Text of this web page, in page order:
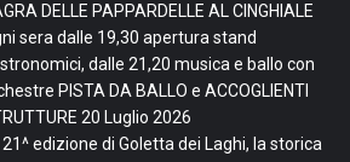
DELLE PAPPARDELLE AL CINGHIALE
sera dalle 19,30 apertura stand
dalle 21,20 musica e ballo con
PISTA DA BALLO e ACCOGLIENTI
20 Luglio 2026
21^ edizione di Goletta dei Laghi, la storica